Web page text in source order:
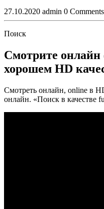
27.10.2020 admin 0 Comments
Поиск
Смотрите
хорошем HD
Смотреть онлайн, online в
онлайн. «Поиск в качестве